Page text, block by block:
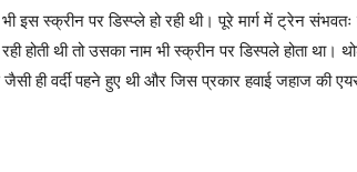
इस स्क्रीन पर डिस्प्ले हो रही थी। पूरे मार्ग में ट्रेन
होती थी तो उसका नाम भी स्क्रीन पर डिस्पले होता था।
ही वर्दी पहने हुए थी और जिस प्रकार हवाई जहाज की